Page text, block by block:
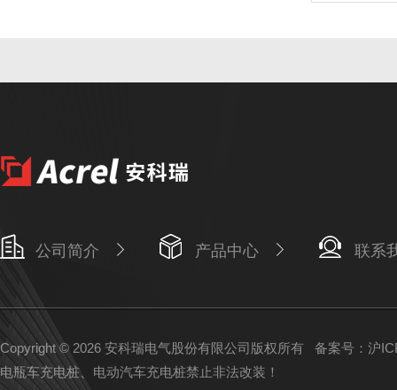
公司简介 产品中心 联系
Copyright © 2026 安科瑞电气股份有限公司版权所有 备案号：沪
电瓶车充电桩、电动汽车充电桩禁止非法改装！